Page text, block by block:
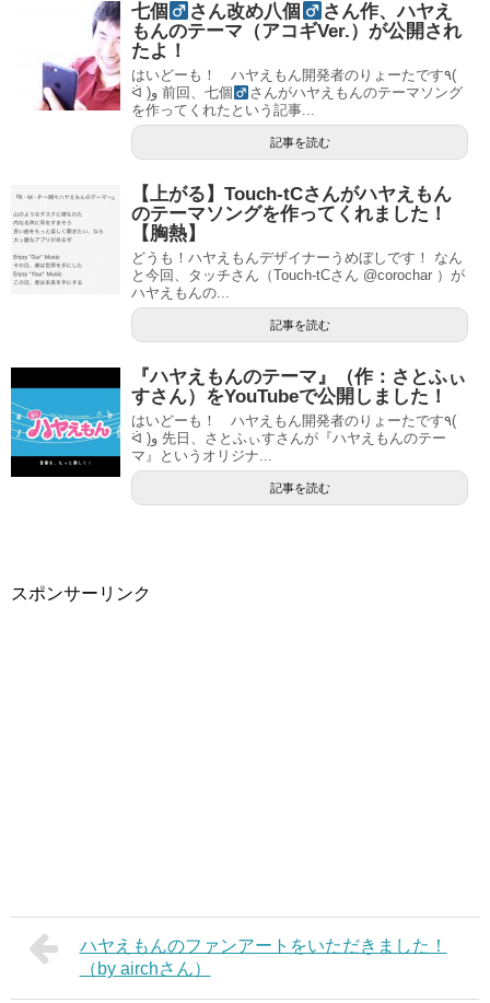
七個 さん改め八個
さん作、ハヤえ
もんのテーマ（アコギVer.）が公開され
たよ！
はいどーも！ ハヤえもん開発者のりょーたです٩(
ᐛ )و 前回、七個
さんがハヤえもんのテーマソング
を作ってくれたという記事...
記事を読む
【上がる】Touch-tCさんがハヤえもん
のテーマソングを作ってくれました！
【胸熱】
どうも！ハヤえもんデザイナーうめぼしです！ なん
と今回、タッチさん（Touch-tCさん @corochar ）が
ハヤえもんの...
記事を読む
『ハヤえもんのテーマ』（作：さとふぃ
すさん）をYouTubeで公開しました！
はいどーも！ ハヤえもん開発者のりょーたです٩(
ᐛ )و 先日、さとふぃすさんが『ハヤえもんのテー
マ』というオリジナ...
記事を読む
スポンサーリンク
ハヤえもんのファンアートをいただきました！
（by airchさん）